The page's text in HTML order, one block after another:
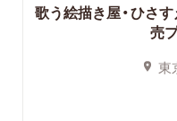
歌う絵描き屋・ひさ
売
東